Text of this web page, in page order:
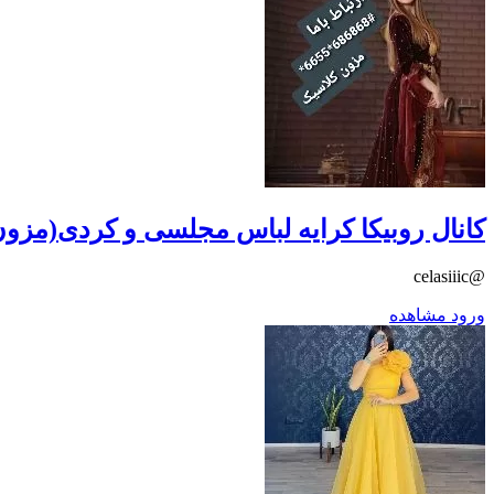
کانال روبیکا کرایه لباس مجلسی و
@celasiiic
ورود مشاهده